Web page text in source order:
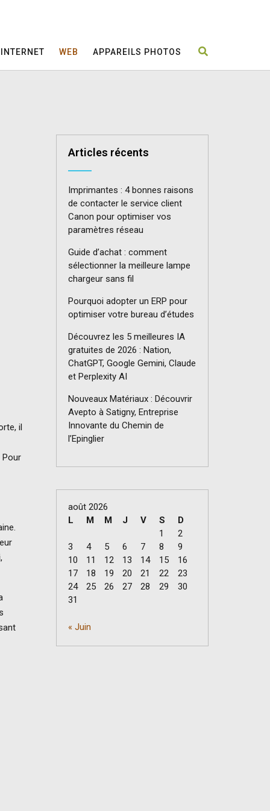
INTERNET WEB APPAREILS PHOTOS
il
Pour
Articles récents
Imprimantes : 4 bonnes raisons
de contacter le service client
Canon pour optimiser vos
paramètres réseau
Guide d’achat : comment
sélectionner la meilleure lampe
chargeur sans fil
Pourquoi adopter un ERP pour
optimiser votre bureau d’études
Découvrez les 5 meilleures IA
gratuites de 2026 : Nation,
ChatGPT, Google Gemini, Claude
et Perplexity AI
Nouveaux Matériaux : Découvrir
Avepto à Satigny, Entreprise
Innovante du Chemin de
l’Epinglier
août 2026
L
M M J V S
D
1
2
3
4 5 6 7 8
9
10
11 12 13 14 15
16
17
18 19 20 21 22
23
24
25 26 27 28 29
30
31
« Juin